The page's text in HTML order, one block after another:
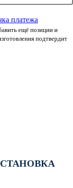
платежа
ещё позиции и
подтвердит